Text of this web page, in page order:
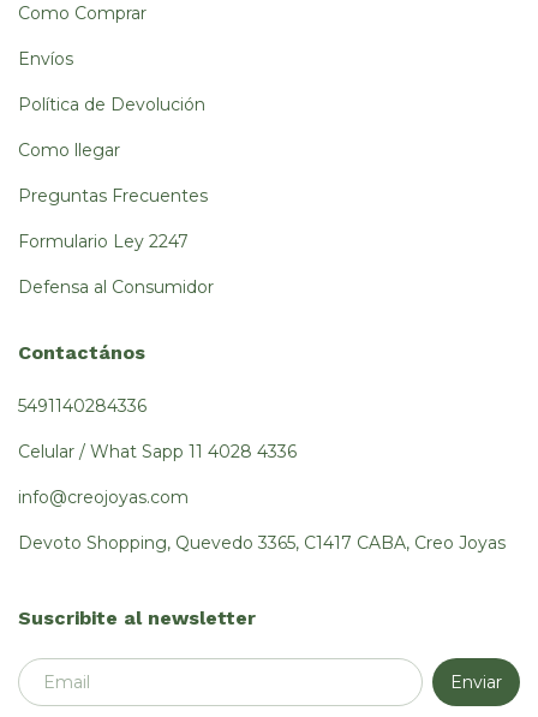
Como Comprar
Envíos
Política de Devolución
Como llegar
Preguntas Frecuentes
Formulario Ley 2247
Defensa al Consumidor
Contactános
5491140284336
Celular / What Sapp 11 4028 4336
info@creojoyas.com
Devoto Shopping, Quevedo 3365, C1417 CABA, Creo Joyas
Suscribite al newsletter